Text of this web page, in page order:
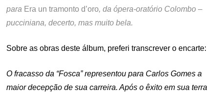
para Era un tramonto d’oro, da ópera-oratório Colombo –
pucciniana, decerto, mas muito bela.
Sobre as obras deste álbum, preferi transcrever o encarte:
O fracasso da “Fosca” representou para Carlos Gomes a
maior decepção de sua carreira. Após o êxito em sua terra